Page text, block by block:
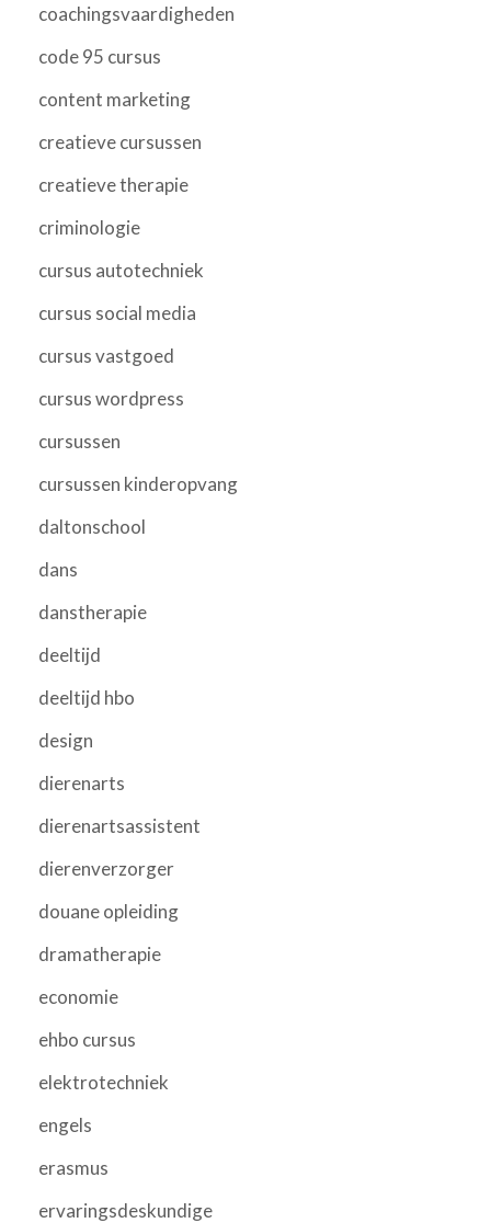
coachingsvaardigheden
code 95 cursus
content marketing
creatieve cursussen
creatieve therapie
criminologie
cursus autotechniek
cursus social media
cursus vastgoed
cursus wordpress
cursussen
cursussen kinderopvang
daltonschool
dans
danstherapie
deeltijd
deeltijd hbo
design
dierenarts
dierenartsassistent
dierenverzorger
douane opleiding
dramatherapie
economie
ehbo cursus
elektrotechniek
engels
erasmus
ervaringsdeskundige